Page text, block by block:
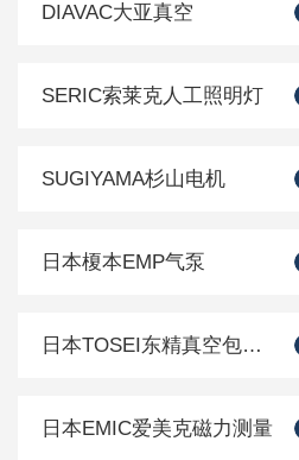
DIAVAC大亚真空
SERIC索莱克人工照明灯
SUGIYAMA杉山电机
日本榎本EMP气泵
日本TOSEI东精真空包装机
日本EMIC爱美克磁力测量